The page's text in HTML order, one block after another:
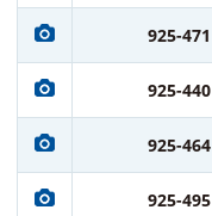
925-471
925-440
925-464
925-495